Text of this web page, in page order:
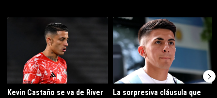
Un artículo de tendencia con el título "Kevin Castaño se va de
Kevin Castaño se va de River
Un artículo de tendencia con el
La sorpresiva cláusula que